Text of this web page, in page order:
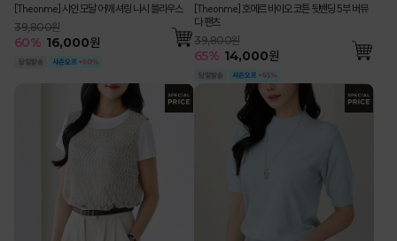
[Theonme] 샤인 모달 어깨 셔링 나시 블라우스
39,800원
60% 16,000원
[Theonme] 호에르 바이오 코튼 뒷밴딩 5부 버뮤
다 팬츠
39,800원
65% 14,000원